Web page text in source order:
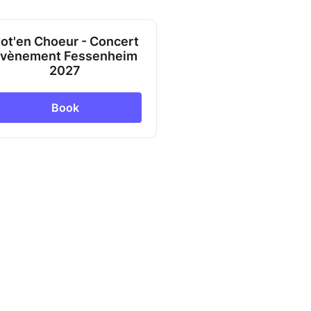
Choeur - Concert
Fessenheim
2027
Book